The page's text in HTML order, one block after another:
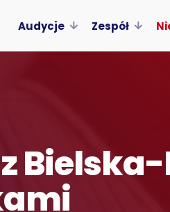
Audycje Zespół
Bielska-